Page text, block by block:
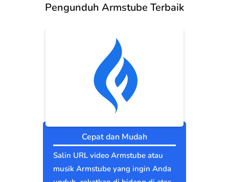
Pengunduh Armstube Terbaik
Cepat dan Mudah
Salin URL video Armstube atau
musik Armstube yang ingin Anda